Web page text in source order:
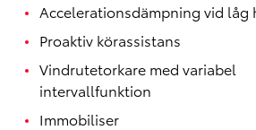
Accelerationsdämpning vid låg
Proaktiv körassistans
Vindrutetorkare med variabel
intervallfunktion
Immobiliser